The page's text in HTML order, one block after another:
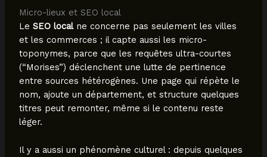
Micro-lieux et SEO local
Le SEO localne concerne pas seulement les villes
et les commerces ; il capte aussi les micro-
toponymes, parce que les requêtes ultra-courtes
(“Morises”) déclenchent une lutte de pertinence
entre sources hétérogènes. Une page qui répète le
nom, ajoute un département, et structure quelques
titres peut remonter, même si le contenu reste
léger.
Il y a aussi un phénomène culturel : depuis quelques